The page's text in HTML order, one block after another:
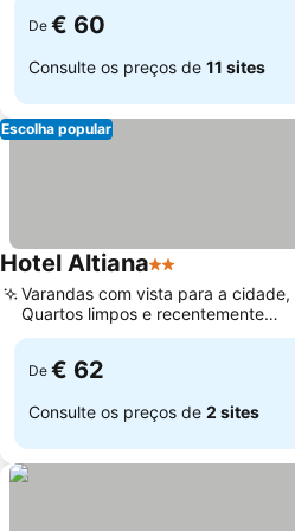
De € 60
Consulte os preços de 11 sites
Escolha popular
Hotel Altiana2 Estrelas
Varandas com vista para a cidade,
Quartos limpos e recentemente
renovados
De € 62
Consulte os preços de 2 sites